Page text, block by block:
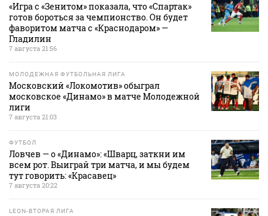
«Игра с «Зенитом» показала, что «Спартак»
готов бороться за чемпионство. Он будет
фаворитом матча с «Краснодаром» —
Гладилин
7 августа 21:56
МОЛОДЕЖНАЯ ФУТБОЛЬНАЯ ЛИГА
Московский «Локомотив» обыграл
московское «Динамо» в матче Молодежной
лиги
7 августа 21:03
ФУТБОЛ
Ловчев — о «Динамо»: «Шварц, заткни им
всем рот. Выиграй три матча, и мы будем
тут говорить: «Красавец»
7 августа 20:22
LEON-ВТОРАЯ ЛИГА